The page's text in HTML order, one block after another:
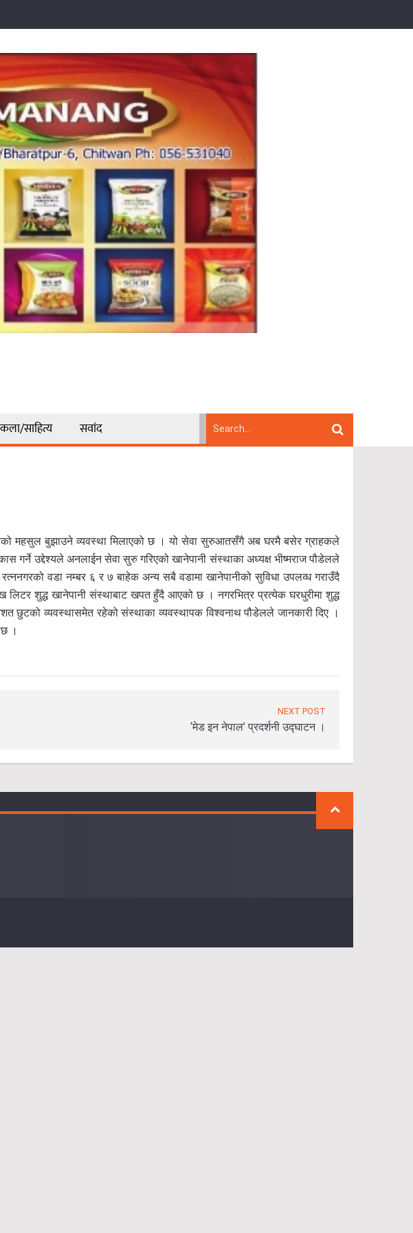
कला/साहित्य सवांद
महसुल बुझाउने व्यवस्था मिलाएको छ । यो सेवा सुरुआतसँगै अब घरमै बसेर ग्राहकले
गर्ने उद्देश्यले अनलाईन सेवा सुरु गरिएको खानेपानी संस्थाका अध्यक्ष भीष्मराज पौडेलले
वडा नम्बर ६ र ७ बाहेक अन्य सबै वडामा खानेपानीको सुविधा उपलव्ध गराउँदै
शुद्ध खानेपानी संस्थाबाट खपत हुँदै आएको छ । नगरभित्र प्रत्येक घरधुरीमा शुद्ध
छुटको व्यवस्थासमेत रहेको संस्थाका व्यवस्थापक विश्वनाथ पौडेलले जानकारी दिए ।
।
NEXT POST
‘मेड इन नेपाल’ प्रदर्शनी उद्घाटन ।